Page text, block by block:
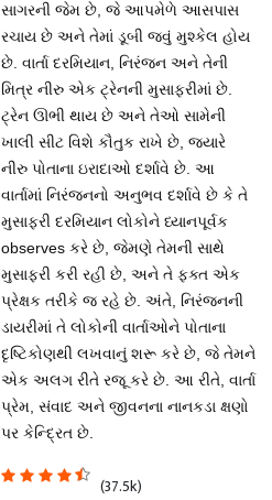
સાગરની જેમ છે, જે આપમેળે આસપાસ
રચાય છે અને તેમાં ડૂબી જવું મુશ્કેલ હોય
છે. વાર્તા દરમિયાન, નિરંજન અને તેની
મિત્ર નીરુ એક ટ્રેનની મુસાફરીમાં છે.
ટ્રેન ઊભી થાય છે અને તેઓ સામેની
ખાલી સીટ વિશે કૌતુક રાખે છે, જ્યારે
નીરુ પોતાના ઇરાદાઓ દર્શાવે છે. આ
વાર્તામાં નિરંજનનો અનુભવ દર્શાવે છે કે તે
મુસાફરી દરમિયાન લોકોને ધ્યાનપૂર્વક
observes કરે છે, જેમણે તેમની સાથે
મુસાફરી કરી રહી છે, અને તે ફક્ત એક
પ્રેક્ષક તરીકે જ રહે છે. અંતે, નિરંજનની
ડાયરીમાં તે લોકોની વાર્તાઓને પોતાના
દૃષ્ટિકોણથી લખવાનું શરૂ કરે છે, જે તેમને
એક અલગ રીતે રજૂ કરે છે. આ રીતે, વાર્તા
પ્રેમ, સંવાદ અને જીવનના નાનકડા ક્ષણો
પર કેન્દ્રિત છે.
(37.5k)